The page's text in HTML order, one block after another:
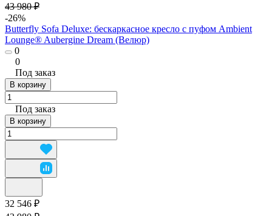
43 980 ₽
-26%
Butterfly Sofa Deluxe: бескаркасное кресло с пуфом Ambient
Lounge® Aubergine Dream (Велюр)
0
0
Под заказ
В корзину
Под заказ
В корзину
32 546 ₽